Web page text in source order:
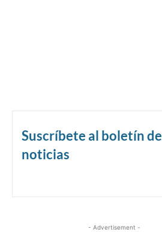
Suscríbete al boletín de
noticias
- Advertisement -